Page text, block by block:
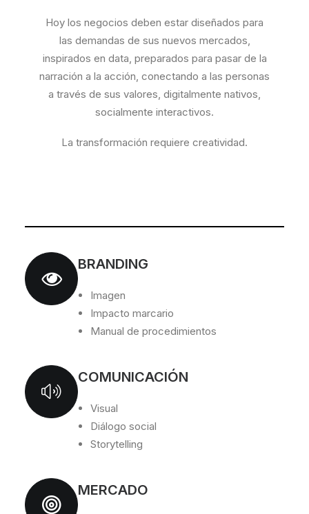
Hoy los negocios deben estar diseñados para
las demandas de sus nuevos mercados,
inspirados en data, preparados para pasar de la
narración a la acción, conectando a las personas
a través de sus valores, digitalmente nativos,
socialmente interactivos.
La transformación requiere creatividad.
BRANDING
Imagen
Impacto marcario
Manual de procedimientos
COMUNICACIÓN
Visual
Diálogo social
Storytelling
MERCADO